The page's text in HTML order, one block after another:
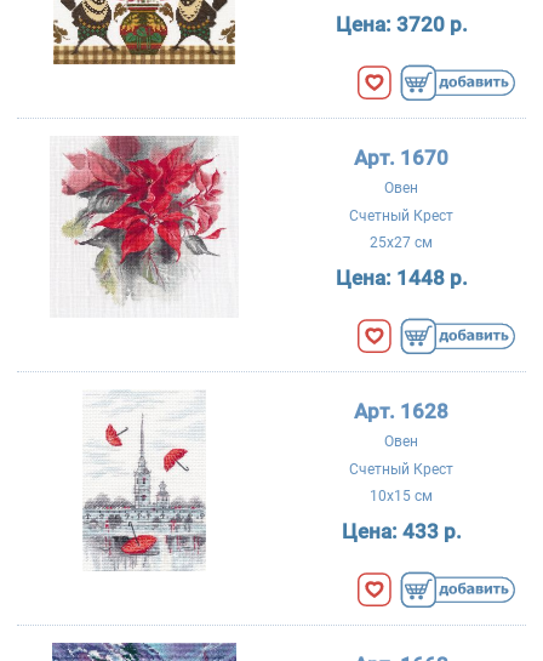
Цена: 3720 р.
Арт. 1670
Овен
Счетный Крест
25x27 см
Цена: 1448 р.
Арт. 1628
Овен
Счетный Крест
10x15 см
Цена: 433 р.